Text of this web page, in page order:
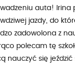
auta! Irina
jazdy, do
zadowolona z
polecam tę
nauczyć się